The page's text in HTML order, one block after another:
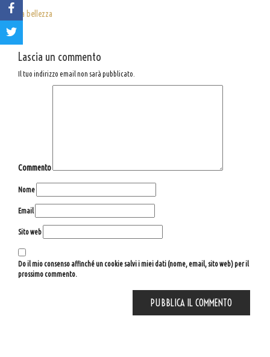
La bellezza
Lascia un commento
Il tuo indirizzo email non sarà pubblicato.
Commento
Nome
Email
Sito web
Do il mio consenso affinché un cookie salvi i miei dati (nome, email, sito web) per il
prossimo commento.